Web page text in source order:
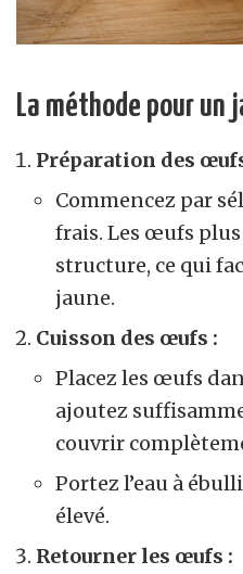
La méthode pour un
Préparation des
Commencez par
frais. Les œufs
structure, ce qui
jaune.
Cuisson des œufs :
Placez les œufs
ajoutez
couvrir
Portez l’eau à
élevé.
Retourner les œufs :